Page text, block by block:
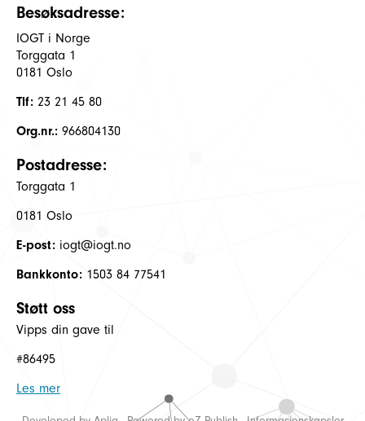
Besøksadresse:
IOGT i Norge
Torggata 1
0181 Oslo
Tlf: 23 21 45 80
Org.nr.: 966804130
Postadresse:
Torggata 1
0181 Oslo
E-post: iogt@iogt.no
Bankkonto: 1503 84 77541
Støtt oss
Vipps din gave til
#86495
Les mer